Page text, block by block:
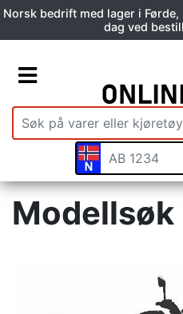
Norsk bedrift med lager i
dag ved
Modellsøk